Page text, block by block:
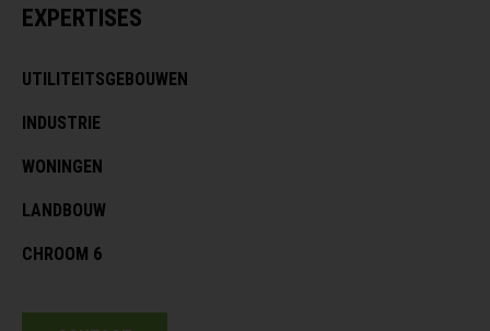
EXPERTISES
UTILITEITSGEBOUWEN
INDUSTRIE
WONINGEN
LANDBOUW
CHROOM 6